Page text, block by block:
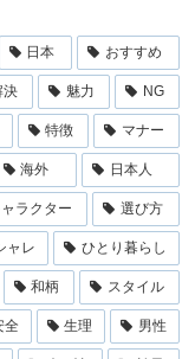
日本 おすすめ
決 魅力 NG
特徴 マナー
海外 日本人
ラクター 選び方
ャレ ひとり暮らし
和柄 スタイル
全 生理 男性